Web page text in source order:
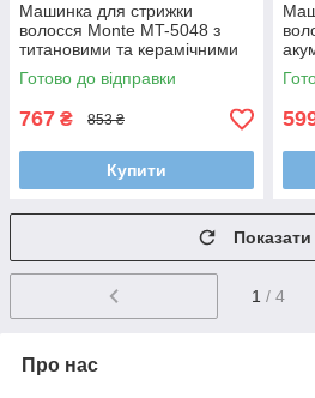
Машинка для стрижки
волосся Monte MT-5048 з
титановими та керамічними
лезами, запасним
акумулятором
Готово до відправки
767 ₴ 853 ₴
Купити
1 / 4
Про нас